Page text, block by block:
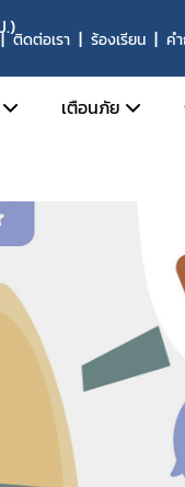
.)
ติดต่อเรา ร้องเรียน ค
สวงหาข้อเท็จจริง การ
าย
เนินคดี
ลิตภัณฑ์สุขภาพของกลาง
เตือนภัย
Check
ศูนย์ต่อต้าน